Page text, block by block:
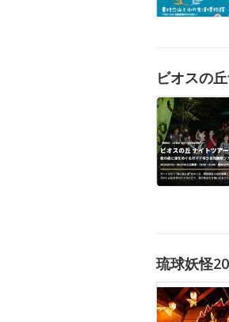
ビオスの
琉球妖怪